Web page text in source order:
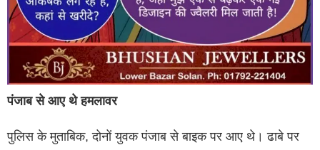
पंजाब से आए थे हमलावर
पुलिस के मुताबिक, दोनों युवक पंजाब से बाइक पर आए थे। ढाबे पर